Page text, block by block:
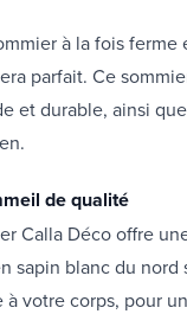
à la fois
parfait. Ce
et durable, ainsi
de qualité
Calla Déco offre
sapin blanc du
votre corps, pour